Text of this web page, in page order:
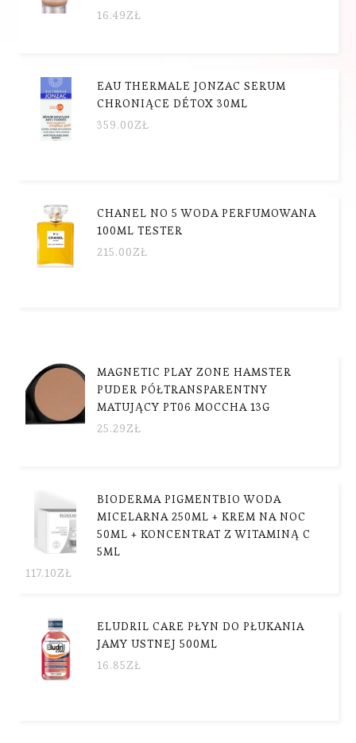
16.49ZŁ
EAU THERMALE JONZAC SERUM
CHRONIĄCE DÉTOX 30ML
359.00ZŁ
CHANEL NO 5 WODA PERFUMOWANA
100ML TESTER
215.00ZŁ
MAGNETIC PLAY ZONE HAMSTER
PUDER PÓŁTRANSPARENTNY
MATUJĄCY PT06 MOCCHA 13G
25.29ZŁ
BIODERMA PIGMENTBIO WODA
MICELARNA 250ML + KREM NA NOC
50ML + KONCENTRAT Z WITAMINĄ C
5ML
117.10ZŁ
ELUDRIL CARE PŁYN DO PŁUKANIA
JAMY USTNEJ 500ML
16.85ZŁ